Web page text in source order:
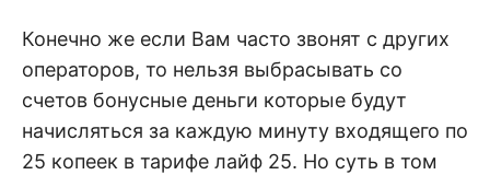
Конечно же если Вам часто звонят с других
операторов, то нельзя выбрасывать со
счетов бонусные деньги которые будут
начисляться за каждую минуту входящего по
25 копеек в тарифе лайф 25. Но суть в том